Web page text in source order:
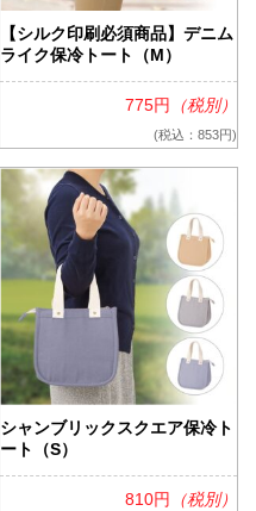
【シルク印刷必須商品】デニム
ライク保冷トート（M）
775円 （税別）
(税込：853円)
シャンブリックスクエア保冷ト
ート（S）
810円 （税別）